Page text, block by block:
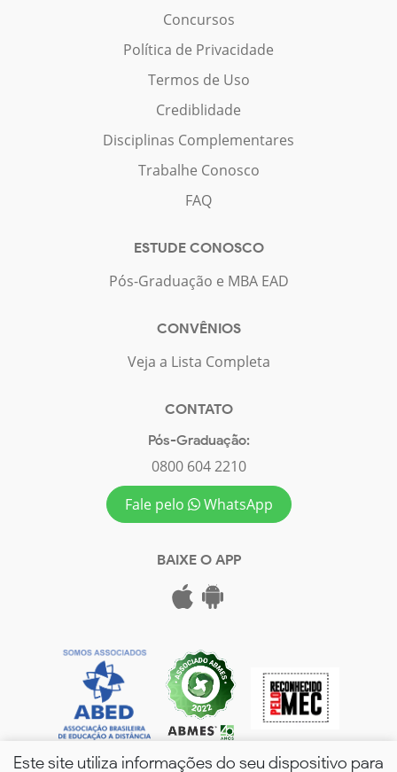
Concursos
Política de Privacidade
Termos de Uso
Crediblidade
Disciplinas Complementares
Trabalhe Conosco
FAQ
ESTUDE CONOSCO
Pós-Graduação e MBA EAD
CONVÊNIOS
Veja a Lista Completa
CONTATO
Pós-Graduação:
0800 604 2210
Fale pelo
WhatsApp
BAIXE O APP
Este site utiliza informações do seu dispositivo para